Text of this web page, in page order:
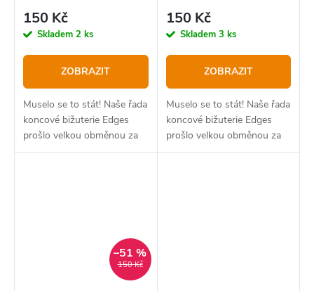
150 Kč
Skladem 2 ks
ZOBRAZIT
Muselo se to stát! Naše řada
koncové bižuterie Edges
prošlo velkou obměnou za
poslední tři roky a rybáři z
150 Kč
Skladem 3 ks
ZOBRAZIT
Muselo se to stát! Naše řada
koncové bižuterie Edges
prošlo velkou obměnou za
poslední tři roky a rybáři z
150 Kč
–51 %